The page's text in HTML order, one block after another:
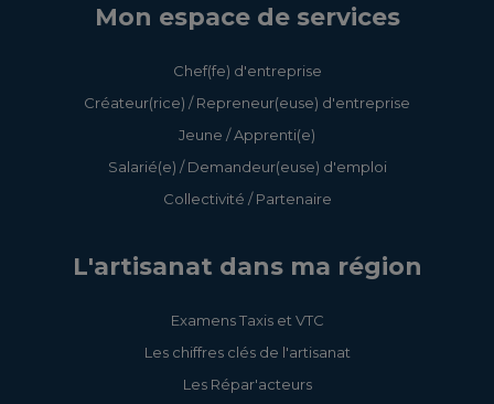
Mon espace de services
Chef(fe) d'entreprise
Créateur(rice) / Repreneur(euse) d'entreprise
Jeune / Apprenti(e)
Salarié(e) / Demandeur(euse) d'emploi
Collectivité / Partenaire
L'artisanat dans ma région
Examens Taxis et VTC
Les chiffres clés de l'artisanat
Les Répar'acteurs